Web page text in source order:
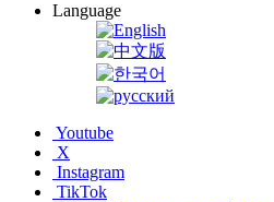
Language
Youtube
X
Instagram
TikTok